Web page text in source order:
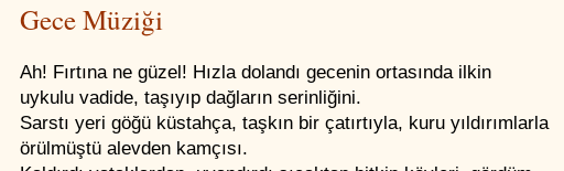
Gece Müziği
Ah! Fırtına ne güzel! Hızla dolandı gecenin ortasında ilkin
uykulu vadide, taşıyıp dağların serinliğini.
Sarstı yeri göğü küstahça, taşkın bir çatırtıyla, kuru yıldırımlarla
örülmüştü alevden kamçısı.